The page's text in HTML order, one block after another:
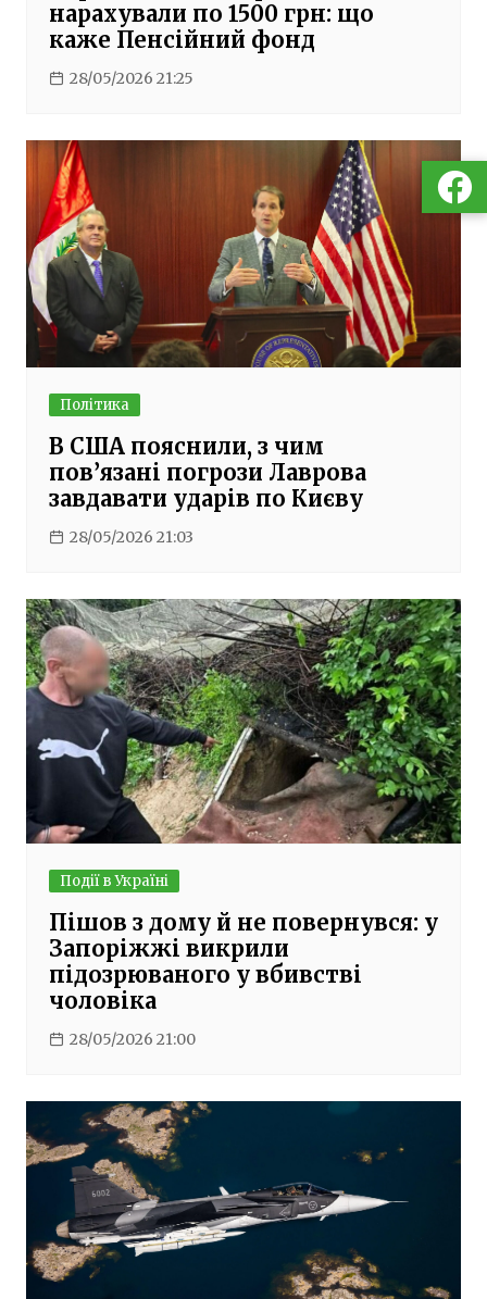
нарахували по 1500 грн: що
каже Пенсійний фонд
28/05/2026 21:25
Політика
В США пояснили, з чим
пов’язані погрози Лаврова
завдавати ударів по Києву
28/05/2026 21:03
Події в Україні
Пішов з дому й не повернувся: у
Запоріжжі викрили
підозрюваного у вбивстві
чоловіка
28/05/2026 21:00